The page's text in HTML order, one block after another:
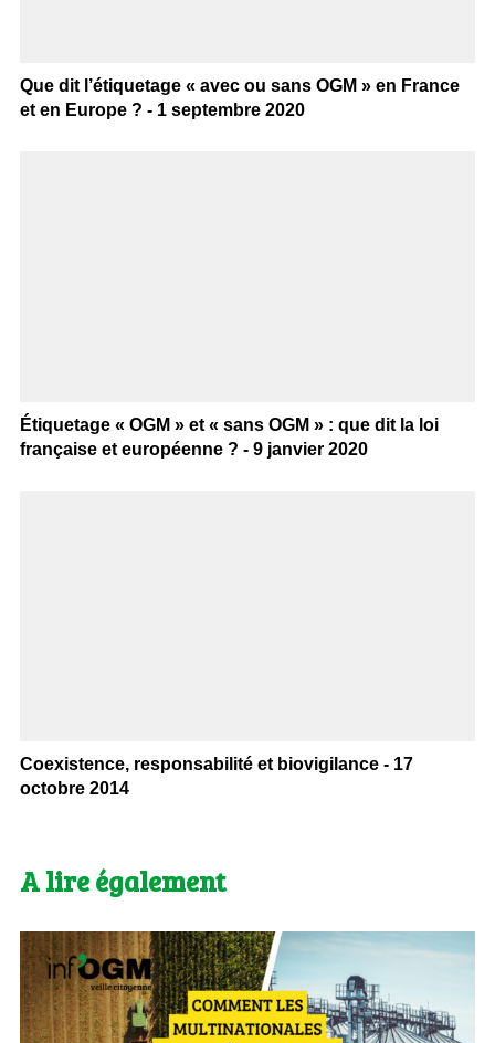
Que dit l’étiquetage « avec ou sans OGM » en France
et en Europe ? - 1 septembre 2020
Étiquetage « OGM » et « sans OGM » : que dit la loi
française et européenne ? - 9 janvier 2020
Coexistence, responsabilité et biovigilance - 17
octobre 2014
A lire également